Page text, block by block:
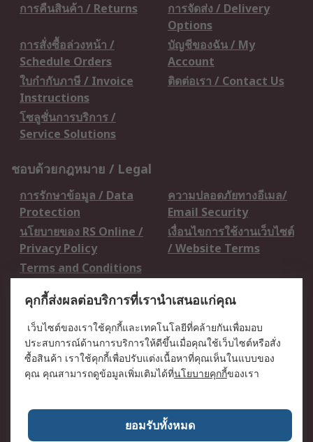
การคืนสินค้า / Returns
การจัดส่ง / Delivery
Options
การสั่งซื้อล่วงหน้า /
Schedule Orders
บัญชีของฉัน / My
Account
ใบกำกับภาษี / Invoice
Instructions
ติดต่อเรา / Contact Us
โซลูชั่นการบริการ /
Service Solutions
ชอบด้วยกฎหมาย / Legal
การรักษาข้อมูล / Data
Protection
ความปลอดภัยทางอีเมล/
Email Security
นโยบายของ RS Online /
Privacy Policy
เงื่อนไขการใช้งานเว็บไซต์
/ Website Terms
Terms and Conditions
เกี่ยวกับ RS / About RS
RS ทั่วโลก / RS
Worldwide
ข่าวประชาสัมพันธ์ / Press
Centre
บริษัทในเครือ RS /
วิธีการชำระเงิน /
เกี่ยวกับ RS / About RS
อาชีพที่ RS / Careers
คุกกี้ส่งผลต่อบริการที่เรานำเสนอแก่คุณ
เว็บไซต์ของเราใช้คุกกี้และเทคโนโลยีที่คล้ายกันเพื่อมอบ
ประสบการณ์ด้านการบริการให้ดีขึ้นเมื่อคุณใช้เว็บไซต์หรือสั่ง
ซื้อสินค้า เราใช้คุกกี้เพื่อปรับแต่งเนื้อหาที่คุณเห็นในแบบของ
คุณ คุณสามารถดูข้อมูลเพิ่มเติมได้ที่นโยบายคุกกี้ของเรา
ยอมรับทั้งหมด